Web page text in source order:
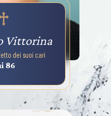
Vittorina
dei suoi cari
86